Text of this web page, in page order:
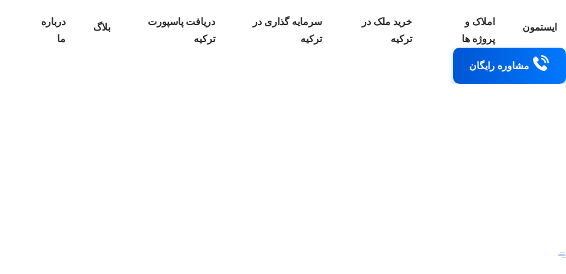
ایستمون
املاک و
پروژه ها
خرید ملک در
ترکیه
سرمایه گذاری در
ترکیه
دریافت پاسپورت
ترکیه
بلاگ
درباره
ما
مشاوره رایگان